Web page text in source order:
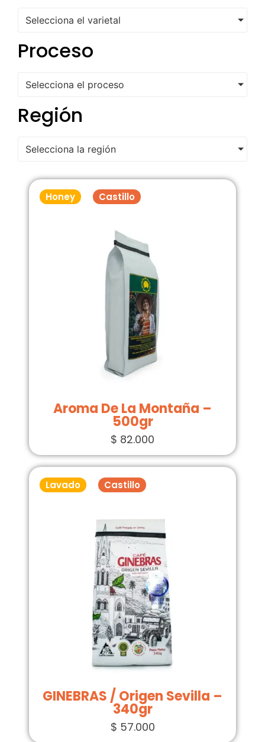
Selecciona el varietal
Proceso
Selecciona el proceso
Región
Selecciona la región
Honey Castillo
Aroma De La Montaña –
500gr
$ 82.000
Lavado Castillo
GINEBRAS / Origen Sevilla –
340gr
$ 57.000